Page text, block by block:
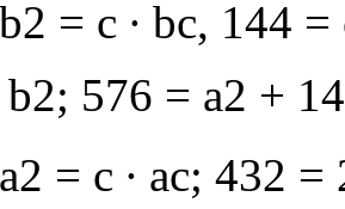
= c ∙ bc, 144 =
576 = a2 +
= c ∙ ac; 432 =